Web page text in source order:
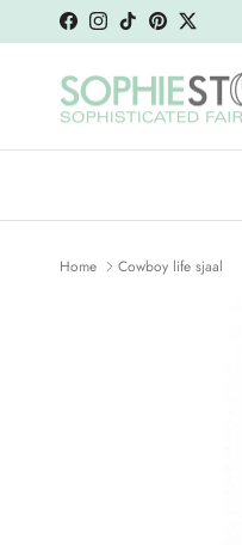
Ga naar inhoud
FacebookInstagram
TikTokPinterestTwitter
Home Cowboy life sjaal